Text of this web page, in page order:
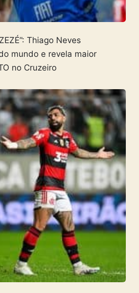
Thiago Neves
mundo e revela maior
no Cruzeiro